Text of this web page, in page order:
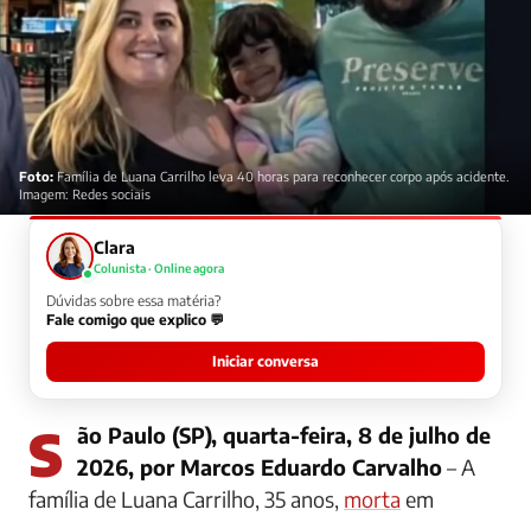
Foto: Família de Luana Carrilho leva 40 horas para reconhecer corpo após acidente.
Imagem: Redes sociais
Clara
Colunista · Online agora
Dúvidas sobre essa matéria?
Fale comigo que explico 💬
Iniciar conversa
São Paulo (SP), quarta-feira, 8 de julho de 2026, por Marcos Eduardo Carvalho– A
família de Luana Carrilho, 35 anos, morta em